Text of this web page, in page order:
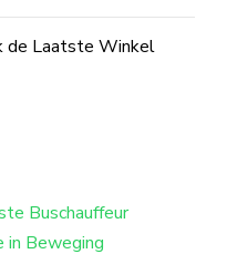
de Laatste Winkel
Buschauffeur
in Beweging